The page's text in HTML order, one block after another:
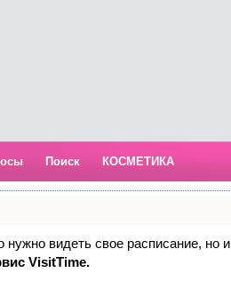
Поиск КОСМЕТИКА
нужно видеть свое расписание, но и
VisitTime.